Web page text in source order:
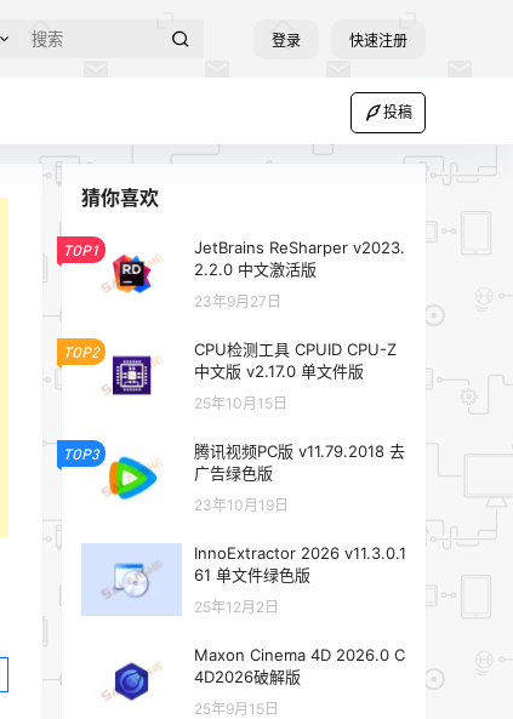
登录 快速注册
投稿
猜你喜欢
TOP1
JetBrains ReSharper v2023.
2.2.0 中文激活版
23年9月27日
TOP2
CPU检测工具 CPUID CPU-Z
中文版 v2.17.0 单文件版
25年10月15日
TOP3
腾讯视频PC版 v11.79.2018 去
广告绿色版
23年10月19日
InnoExtractor 2026 v11.3.0.1
61 单文件绿色版
25年12月2日
Maxon Cinema 4D 2026.0 C
4D2026破解版
25年9月15日